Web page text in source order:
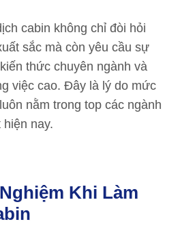
cabin không chỉ đòi hỏi
sắc mà còn yêu cầu sự
thức chuyên ngành và
việc cao. Đây là lý do mức
nằm trong top các ngành
nay.
Khi Làm